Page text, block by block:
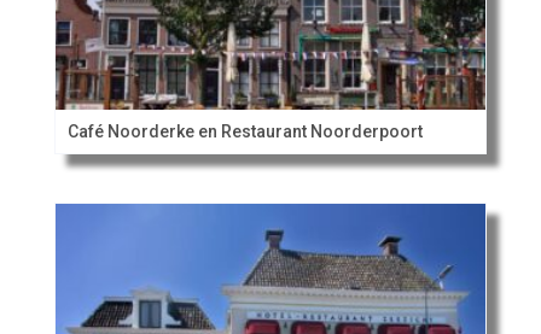
Café Noorderke en Restaurant Noorderpoort